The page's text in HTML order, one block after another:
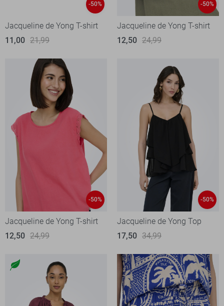
-50%
Jacqueline de Yong T-shirt
11,00 21,99
-50%
Jacqueline de Yong T-shirt
12,50 24,99
-50%
Jacqueline de Yong T-shirt
12,50 24,99
-50%
Jacqueline de Yong Top
17,50 34,99